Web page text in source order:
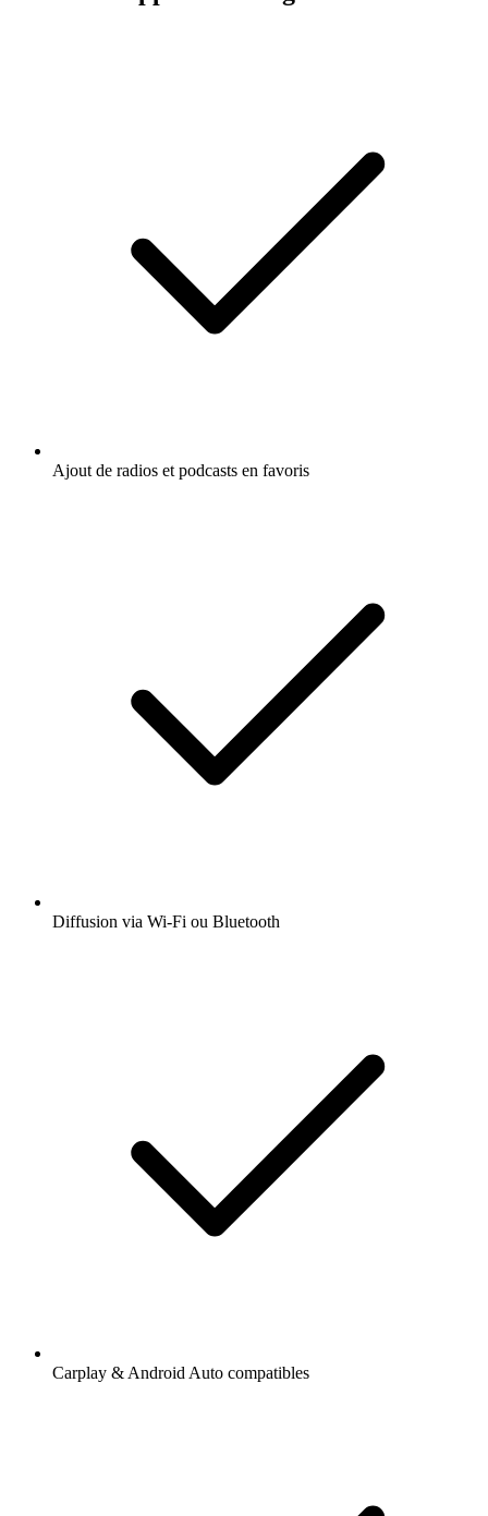
Ajout de radios et podcasts en favoris
Diffusion via Wi-Fi ou Bluetooth
Carplay & Android Auto compatibles